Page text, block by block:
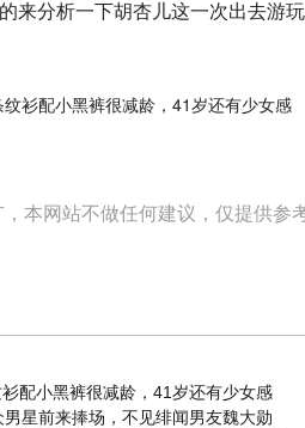
来分析一下胡杏儿这一次出去游
本网站不做任何建议，仅提供参
配小黑裤很减龄，41岁还有少女感
星前来捧场，不见绯闻男友魏大勋